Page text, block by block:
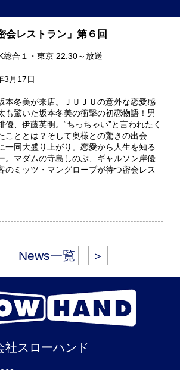
会レストラン」第６回
総合１・東京 22:30～放送
3月17日
本冬美が来店。ＪＵＪＵの意外な恋愛感
も驚いた坂本冬美の衝撃の初恋物語！男
優、伊藤英明。“ちっちゃい”と言われたく
こととは？そして奥様との驚きの出会
一同大盛り上がり。恋愛から人生を知る
。マダムの寺島しのぶ、ギャルソン岸優
のミッツ・マングローブが待つ密会レス
News一覧 ＞
社スローハンド